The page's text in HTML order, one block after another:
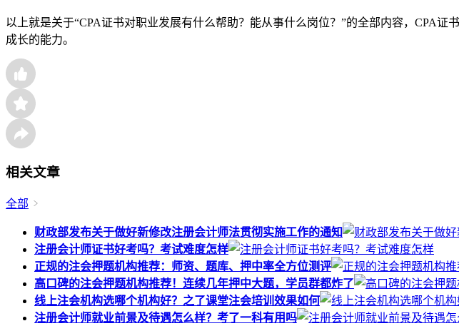
以上就是关于“CPA证书对职业发展有什么帮助？能从事什么岗位？”的全部内容，CPA
成长的能力。
相关文章
全部
财政部发布关于做好新修改注册会计师法贯彻实施工作的通知
注册会计师证书好考吗？考试难度怎样
正规的注会押题机构推荐：师资、题库、押中率全方位测评
高口碑的注会押题机构推荐！连续几年押中大题，学员群都炸了
线上注会机构选哪个机构好？之了课堂注会培训效果如何
注册会计师就业前景及待遇怎么样？考了一科有用吗